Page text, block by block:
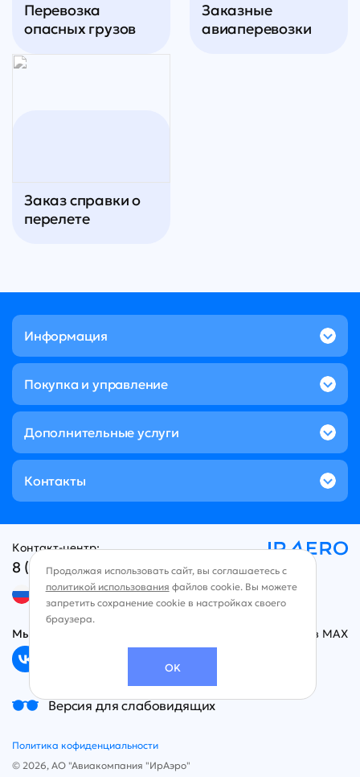
Перевозка
опасных грузов
Заказные
авиаперевозки
Заказ справки о
перелете
Информация
Покупка и управление
Дополнительные услуги
Контакты
Контакт-центр:
8 (800) 707-49-96
Русский язык
Мы в социальных сетях Чат в MAX
Версия для слабовидящих
Политика кофиденциальности
© 2026, АО "Авиакомпания "ИрАэро"
Продолжая использовать сайт, вы соглашаетесь с
политикой использования файлов cookie. Вы можете
запретить сохранение cookie в настройках своего
браузера.
OK